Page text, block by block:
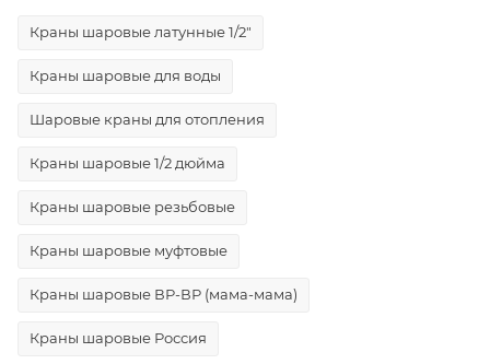
Краны шаровые латунные 1/2"
Краны шаровые для воды
Шаровые краны для отопления
Краны шаровые 1/2 дюйма
Краны шаровые резьбовые
Краны шаровые муфтовые
Краны шаровые ВР-ВР (мама-мама)
Краны шаровые Россия